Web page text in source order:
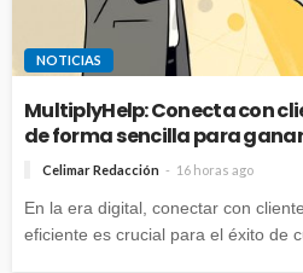
NOTICIAS
MultiplyHelp: Conecta con
de forma sencilla para
Celimar Redacción 16 horas ago
En la era digital, conectar con
eficiente es crucial para el éxito de